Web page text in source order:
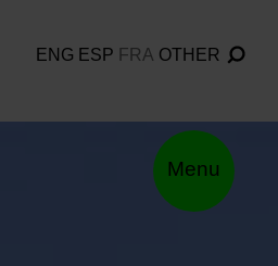
ENG ESP FRA OTHER
Menu